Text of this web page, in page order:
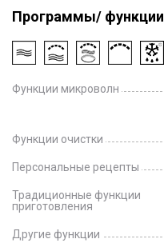
Программы/ функции
Функции микроволн
Функции очистки
Персональные рецепты
Традиционные функции
приготовления
Другие функции